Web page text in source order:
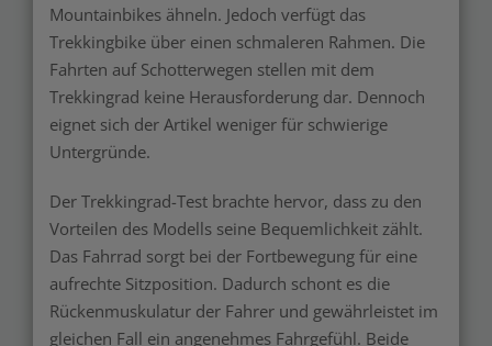
Mountainbikes ähneln. Jedoch verfügt das
Trekkingbike über einen schmaleren Rahmen. Die
Fahrten auf Schotterwegen stellen mit dem
Trekkingrad keine Herausforderung dar. Dennoch
eignet sich der Artikel weniger für schwierige
Untergründe.
Der Trekkingrad-Test brachte hervor, dass zu den
Vorteilen des Modells seine Bequemlichkeit zählt.
Das Fahrrad sorgt bei der Fortbewegung für eine
aufrechte Sitzposition. Dadurch schont es die
Rückenmuskulatur der Fahrer und gewährleistet im
gleichen Fall ein angenehmes Fahrgefühl. Beide